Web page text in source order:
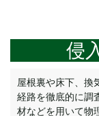
侵
屋根裏や床下、換
経路を徹底的に調
材などを用いて物